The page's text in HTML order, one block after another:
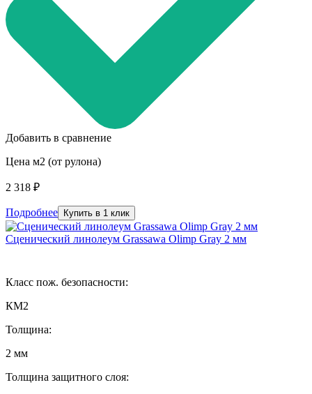
Добавить в сравнение
Цена м2 (от рулона)
2 318 ₽
Подробнее Купить в 1 клик
Сценический линолеум Grassawa Olimp Gray 2 мм
Класс пож. безопасности:
КМ2
Толщина:
2 мм
Толщина защитного слоя: